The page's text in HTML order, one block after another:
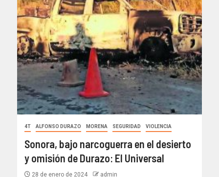
4T ALFONSO DURAZO MORENA SEGURIDAD VIOLENCIA
Sonora, bajo narcoguerra en el desierto
y omisión de Durazo: El Universal
28 de enero de 2024 admin